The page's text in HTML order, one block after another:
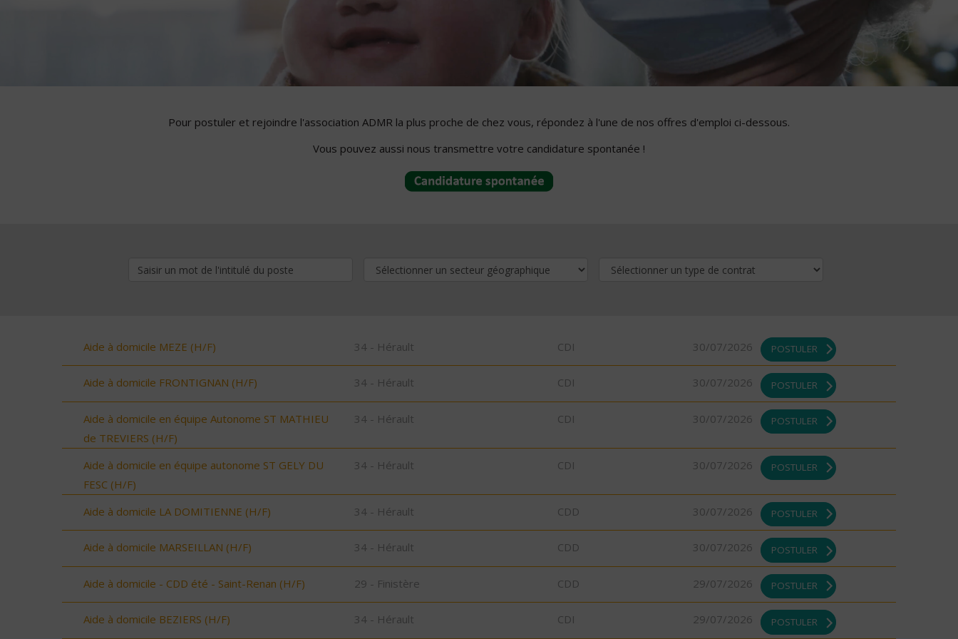
Pour postuler et rejoindre l'association ADMR la plus proche de chez vous, répondez à l'une de nos offres d'emploi ci-dessous.
Vous pouvez aussi nous transmettre votre candidature spontanée !
Aide à domicile MEZE (H/F) 34 - Hérault CDI 30/07/2026 POSTULER
Aide à domicile FRONTIGNAN (H/F) 34 - Hérault CDI 30/07/2026 POSTULER
Aide à domicile en équipe Autonome ST MATHIEU
de TREVIERS (H/F)
34 - Hérault CDI 30/07/2026 POSTULER
Aide à domicile en équipe autonome ST GELY DU
FESC (H/F)
34 - Hérault CDI 30/07/2026 POSTULER
Aide à domicile LA DOMITIENNE (H/F) 34 - Hérault CDD 30/07/2026 POSTULER
Aide à domicile MARSEILLAN (H/F) 34 - Hérault CDD 30/07/2026 POSTULER
Aide à domicile - CDD été - Saint-Renan (H/F) 29 - Finistère CDD 29/07/2026 POSTULER
Aide à domicile BEZIERS (H/F) 34 - Hérault CDI 29/07/2026 POSTULER